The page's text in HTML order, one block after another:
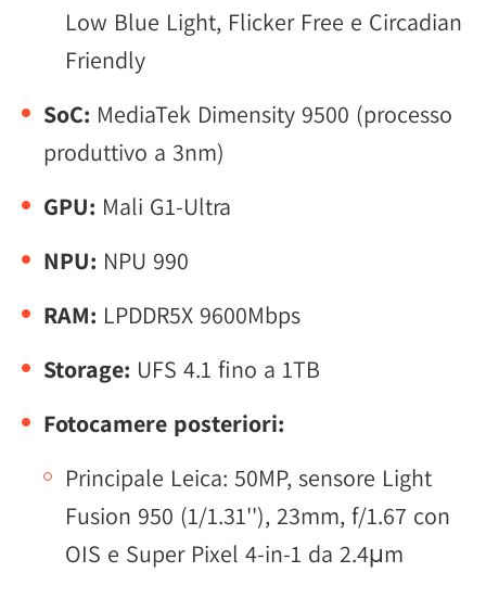
Low Blue Light, Flicker Free e Circadian
Friendly
SoC: MediaTek Dimensity 9500 (processo
produttivo a 3nm)
GPU: Mali G1-Ultra
NPU: NPU 990
RAM: LPDDR5X 9600Mbps
Storage: UFS 4.1 fino a 1TB
Fotocamere posteriori:
Principale Leica: 50MP, sensore Light
Fusion 950 (1/1.31''), 23mm, f/1.67 con
OIS e Super Pixel 4-in-1 da 2.4μm